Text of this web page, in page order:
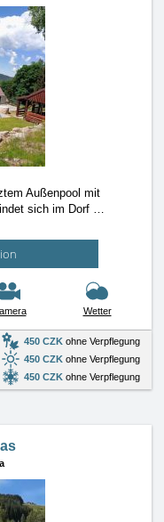
Außenpool mit
sich im Dorf …
Wetter
450 CZK ohne Verpflegung
450 CZK ohne Verpflegung
450 CZK ohne Verpflegung